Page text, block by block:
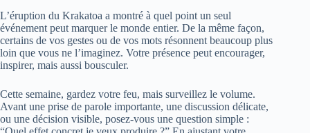
L’éruption du Krakatoa a montré à quel point un seul
événement peut marquer le monde entier. De la même façon,
certains de vos gestes ou de vos mots résonnent beaucoup plus
loin que vous ne l’imaginez. Votre présence peut encourager,
inspirer, mais aussi bousculer.
Cette semaine, gardez votre feu, mais surveillez le volume.
Avant une prise de parole importante, une discussion délicate,
ou une décision visible, posez-vous une question simple :